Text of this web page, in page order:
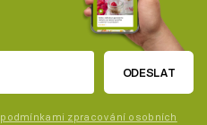
ODESLAT
podmínkami zpracování osobních